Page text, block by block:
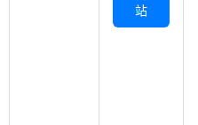
站